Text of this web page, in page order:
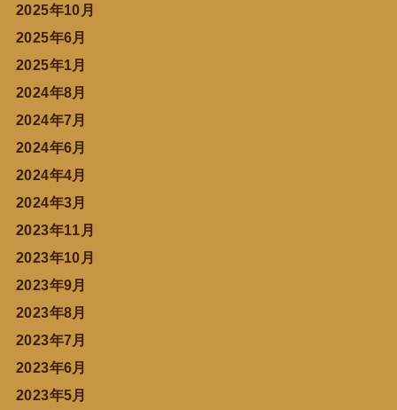
2025年10月
2025年6月
2025年1月
2024年8月
2024年7月
2024年6月
2024年4月
2024年3月
2023年11月
2023年10月
2023年9月
2023年8月
2023年7月
2023年6月
2023年5月